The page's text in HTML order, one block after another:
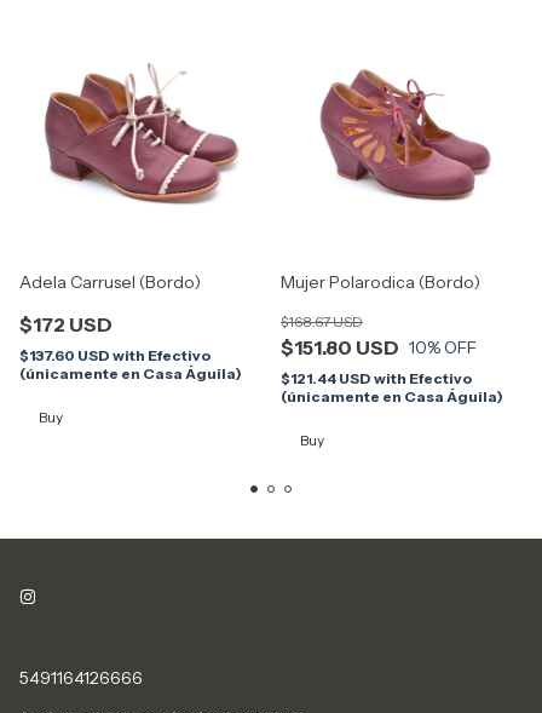
Adela Carrusel (Bordo)
$172 USD
$137.60 USD with Efectivo
(únicamente en Casa Águila)
Buy
Mujer Polarodica (Bordo)
$151.80 USD
$168.67 USD
10% OFF
$121.44 USD with Efectivo
(únicamente en Casa Águila)
Buy
5491164126666